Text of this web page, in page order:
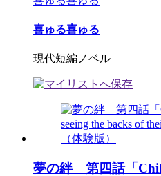
喜ゅる喜ゅる
現代短編ノベル
夢の絆 第四話「